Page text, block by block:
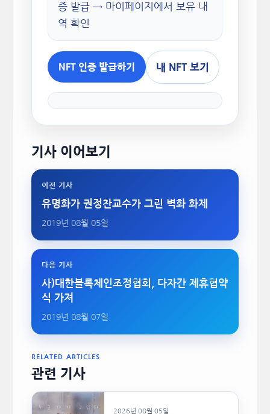
증 발급 → 마이페이지에서 보유 내
역 확인
NFT 인증 발급하기 내 NFT 보기
기사 이어보기
이전 기사
유명화가 권정찬교수가 그린 벽화 화제
2019년 08월 05일
다음 기사
사)대한블록체인조정협회, 다자간 제휴협약
식 가져
2019년 08월 07일
RELATED ARTICLES
관련 기사
2026년 08월 05일